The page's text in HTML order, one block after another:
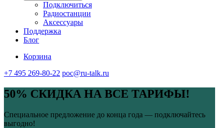
Подключиться
Радиостанции
Аксессуары
Поддержка
Блог
Корзина
+7 495 269-80-22 poc@ru-talk.ru
50% СКИДКА НА ВСЕ ТАРИФЫ!
Специальное предложение до конца года — подключайтесь
выгодно!